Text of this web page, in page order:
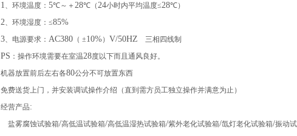
1、环境温度： 5℃～＋ 28℃（24小时内平均温度≤28℃）
2、环境湿度：≤85%
3、电源要求： AC380 （ ±10%） V/50HZ 三相四线制
PS ：操作环境需要在室温28度以下而且通风良好。
机器放置前后左右各80公分不可放置东西
免费送货上门，并安装调试操作介绍（直到需方员工独立操作并满意为止）
经营产品:
盐雾腐蚀试验箱/高低温试验箱/高低温湿热试验箱/紫外老化试验箱/氙灯老化试验箱/振动